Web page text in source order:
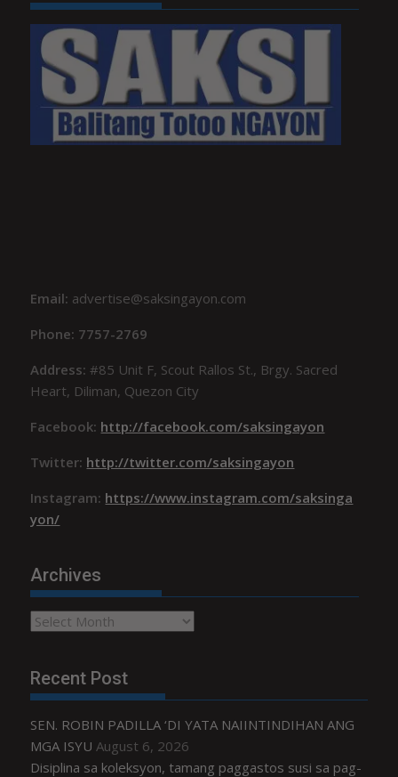
Email: advertise@saksingayon.com
Phone: 7757-2769
Address:#85 Unit F, Scout Rallos St., Brgy. Sacred
Heart, Diliman, Quezon City
Facebook: http://facebook.com/saksingayon
Twitter: http://twitter.com/saksingayon
Instagram: https://www.instagram.com/saksinga
yon/
Archives
Archives
Recent Post
SEN. ROBIN PADILLA ‘DI YATA NAIINTINDIHAN ANG
MGA ISYU August 6, 2026
Disiplina sa koleksyon, tamang paggastos susi sa pag-